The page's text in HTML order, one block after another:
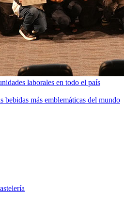
laborales en todo el país
más emblemáticas del mundo